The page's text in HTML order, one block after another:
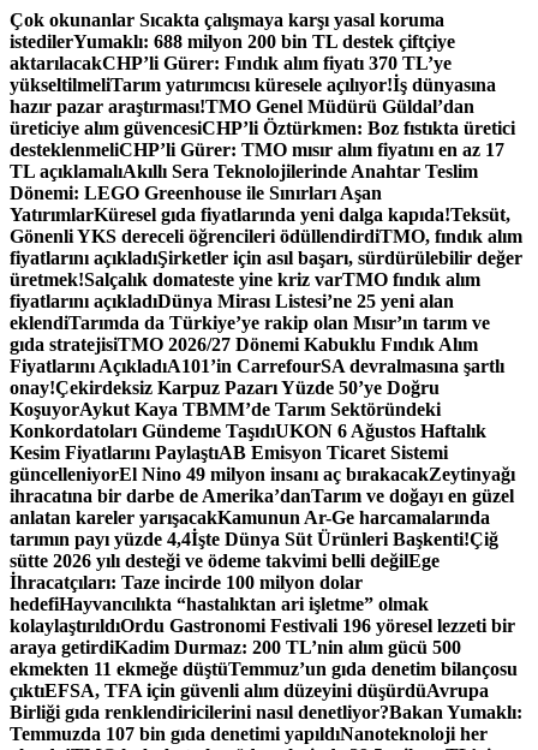
İçeriğe
atla
Çok okunanlar Sıcakta çalışmaya karşı yasal koruma
istedilerYumaklı: 688 milyon 200 bin TL destek çiftçiye
aktarılacakCHP’li Gürer: Fındık alım fiyatı 370 TL’ye
yükseltilmeliTarım yatırımcısı küresele açılıyor!İş dünyasına
hazır pazar araştırması!TMO Genel Müdürü Güldal’dan
üreticiye alım güvencesiCHP’li Öztürkmen: Boz fıstıkta üretici
desteklenmeliCHP’li Gürer: TMO mısır alım fiyatını en az 17
TL açıklamalıAkıllı Sera Teknolojilerinde Anahtar Teslim
Dönemi: LEGO Greenhouse ile Sınırları Aşan
YatırımlarKüresel gıda fiyatlarında yeni dalga kapıda!Teksüt,
Gönenli YKS dereceli öğrencileri ödüllendirdiTMO, fındık alım
fiyatlarını açıkladıŞirketler için asıl başarı, sürdürülebilir değer
üretmek!Salçalık domateste yine kriz varTMO fındık alım
fiyatlarını açıkladıDünya Mirası Listesi’ne 25 yeni alan
eklendiTarımda da Türkiye’ye rakip olan Mısır’ın tarım ve
gıda stratejisiTMO 2026/27 Dönemi Kabuklu Fındık Alım
Fiyatlarını AçıkladıA101’in CarrefourSA devralmasına şartlı
onay!Çekirdeksiz Karpuz Pazarı Yüzde 50’ye Doğru
KoşuyorAykut Kaya TBMM’de Tarım Sektöründeki
Konkordatoları Gündeme TaşıdıUKON 6 Ağustos Haftalık
Kesim Fiyatlarını PaylaştıAB Emisyon Ticaret Sistemi
güncelleniyorEl Nino 49 milyon insanı aç bırakacakZeytinyağı
ihracatına bir darbe de Amerika’danTarım ve doğayı en güzel
anlatan kareler yarışacakKamunun Ar-Ge harcamalarında
tarımın payı yüzde 4,4İşte Dünya Süt Ürünleri Başkenti!Çiğ
sütte 2026 yılı desteği ve ödeme takvimi belli değilEge
İhracatçıları: Taze incirde 100 milyon dolar
hedefiHayvancılıkta “hastalıktan ari işletme” olmak
kolaylaştırıldıOrdu Gastronomi Festivali 196 yöresel lezzeti bir
araya getirdiKadim Durmaz: 200 TL’nin alım gücü 500
ekmekten 11 ekmeğe düştüTemmuz’un gıda denetim bilançosu
çıktıEFSA, TFA için güvenli alım düzeyini düşürdüAvrupa
Birliği gıda renklendiricilerini nasıl denetliyor?Bakan Yumaklı:
Temmuzda 107 bin gıda denetimi yapıldıNanoteknoloji her